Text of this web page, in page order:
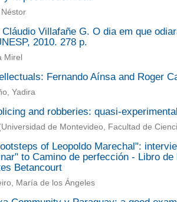
Villafañe G. O dia em que
2010. 278 p.
Mirel
Fernando Aínsa and Roger
Yadira
and robberies: quasi-
Universidad de Montevideo, Facultad de
of Leopoldo Marechal":
to Camino de perfección - Libro
Betancourt
María de los Ángeles